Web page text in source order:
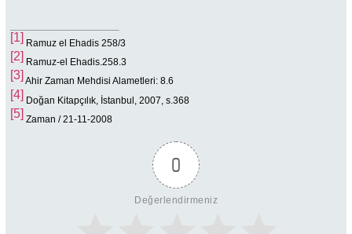
[1] Ramuz el Ehadis 258/3
[2] Ramuz-el Ehadis.258.3
[3] Ahir Zaman Mehdisi Alametleri: 8.6
[4] Doğan Kitapçılık, İstanbul, 2007, s.368
[5] Zaman / 21-11-2008
0
Değerlendirmeniz